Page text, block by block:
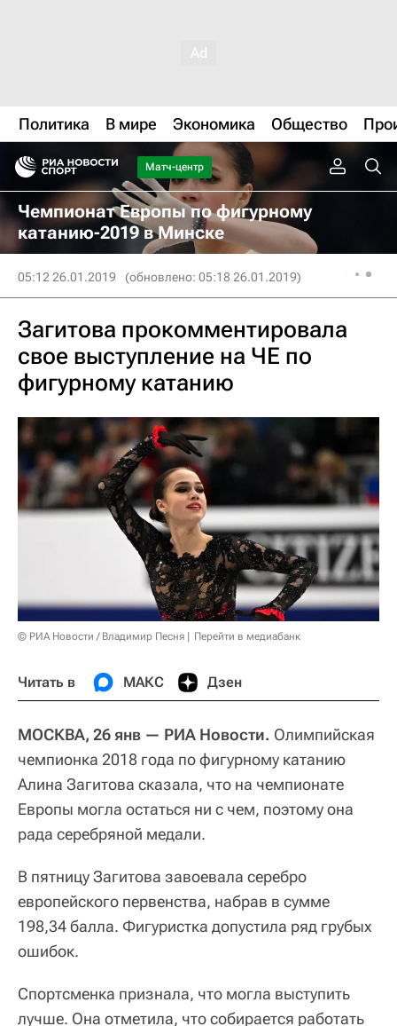
Политика В мире Экономика Общество
Матч-центр
Чемпионат Европы по фигурному
катанию-2019 в Минске
05:12 26.01.2019 (обновлено: 05:18 26.01.2019)
Загитова прокомментировала
свое выступление на ЧЕ по
фигурному катанию
© РИА Новости / Владимир Песня Перейти в медиабанк
Читать в МАКС Дзен
МОСКВА, 26 янв — РИА Новости. Олимпийская
чемпионка 2018 года по фигурному катанию
Алина Загитова сказала, что на чемпионате
Европы могла остаться ни с чем, поэтому она
рада серебряной медали.
В пятницу Загитова завоевала серебро
европейского первенства, набрав в сумме
198,34 балла. Фигуристка допустила ряд грубых
ошибок.
Спортсменка признала, что могла выступить
лучше. Она отметила, что собирается работать